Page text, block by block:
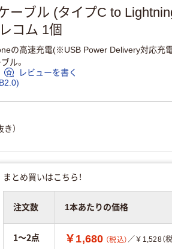
ーブル (タイプC to
コム 1個
の高速充電(※USB Power Delivery対応充
ル。
レビューを書く
）
あります。
すべてのバリエーションを見る
まとめ買いはこちら！
注文数 1本あたりの価格
1～2点 ￥1,680 （税込）／￥1,528（